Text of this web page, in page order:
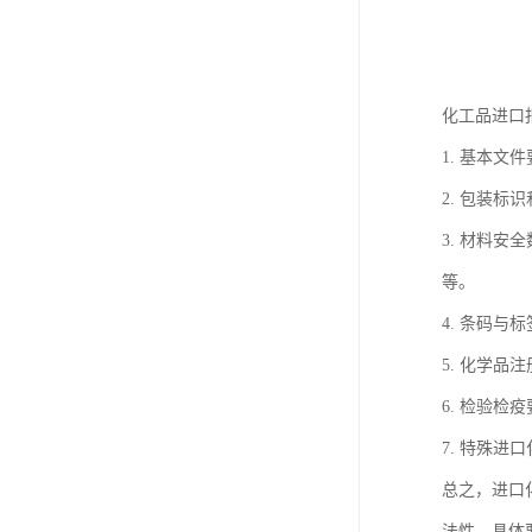
化工品进口
1. 基本文件
2. 包装标识
3. 材料安全
等。
4. 条码与标
5. 化学品注
6. 检验检疫
7. 特殊进口
总之，进口